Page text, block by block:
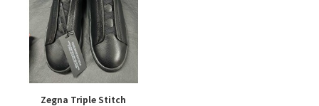
Zegna Triple Stitch